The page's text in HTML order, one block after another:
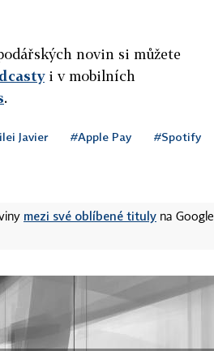
novin si můžete
i v mobilních
.
Javier #Apple Pay #Spotify
mezi své oblíbené tituly na Google